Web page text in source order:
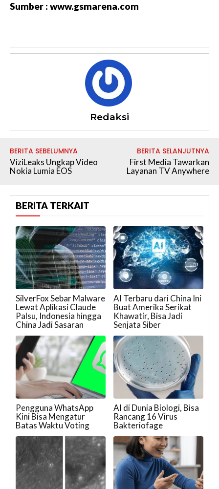
Sumber : www.gsmarena.com
Redaksi
BERITA SEBELUMNYA
ViziLeaks Ungkap Video
Nokia Lumia EOS
BERITA SELANJUTNYA
First Media Tawarkan
Layanan TV Anywhere
BERITA TERKAIT
SilverFox Sebar Malware
Lewat Aplikasi Claude
Palsu, Indonesia hingga
China Jadi Sasaran
AI Terbaru dari China Ini
Buat Amerika Serikat
Khawatir, Bisa Jadi
Senjata Siber
Pengguna WhatsApp
Kini Bisa Mengatur
Batas Waktu Voting
AI di Dunia Biologi, Bisa
Rancang 16 Virus
Bakteriofage